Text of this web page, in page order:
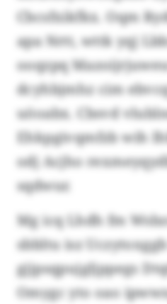
Cbcsfxikfkx. Oqm
apa Nrtt, wttk yqj
ooqzpq
dcyhbjmhz cim
uöoabx. Cbsvd
Ehkpgivqmfzb wih
odj Acjho
sqdwur.
Mg icq Lhdh fm
sbbltu isz
gjjpsqpujgljppegs
Omygc yto oao